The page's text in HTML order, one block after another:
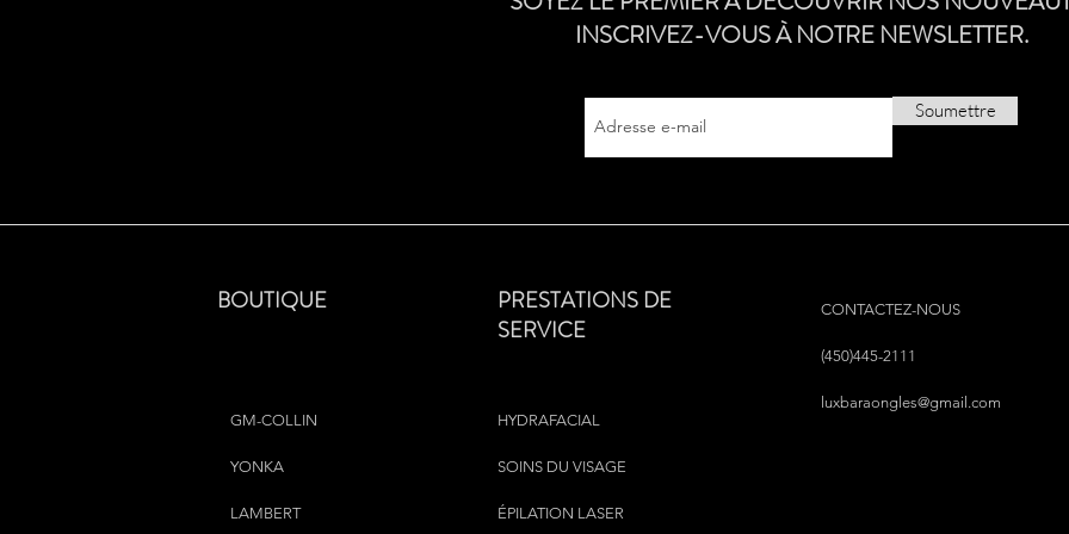
INSCRIVEZ-VOUS À NOTRE NEWSLETTER.
Soumettre
BOUTIQUE
PRESTATIONS DE
SERVICE
GM-COLLIN
YONKA
LAMBERT
HYDRAFACIAL
SOINS DU VISAGE
ÉPILATION LASER
CONTACTEZ-NOUS
(450)445-2111
luxbaraongles@gmail.com